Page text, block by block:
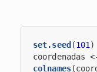
set.seed (101)
coordenadas
colnames